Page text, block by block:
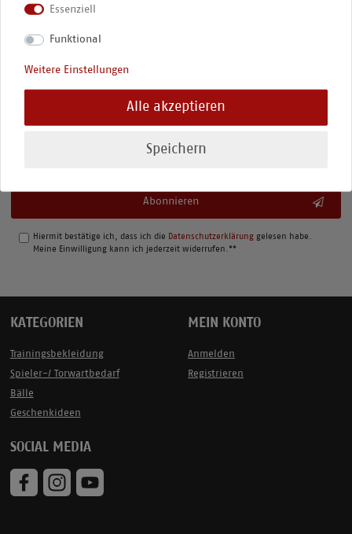
Neuigkeiten. Der Newsletter kann jederzeit wieder abbestellt
Abonnieren
Hiermit bestätige ich, dass ich die Daten­schutz­erklärunggelesen habe.
Meine Einwilligung kann ich jederzeit widerrufen.**
KATEGORIEN
Trainingsbekleidung
Spieler-/ Torwartbedarf
Bälle
Geschenkideen
MEIN KONTO
Anmelden
Registrieren
SOCIAL MEDIA
Essenziell
Funktional
Weitere Einstellungen
Alle akzeptieren
Speichern